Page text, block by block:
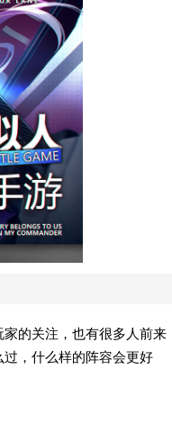
的关注，也有很多人前来
，什么样的阵容会更好